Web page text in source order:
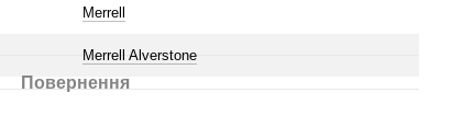
Merrell
Merrell Alverstone
Повернення